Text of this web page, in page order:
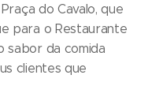
do Cavalo, que
para o Restaurante
sabor da comida
clientes que